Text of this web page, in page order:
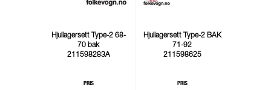
Hjullagersett Type-2 68-
70 bak
211598283A
PRIS
Hjullagersett Type-2 BAK
71-92
211598625
PRIS